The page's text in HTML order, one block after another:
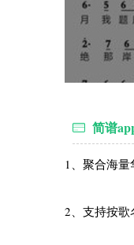
简谱
1、聚合海
2、支持按歌